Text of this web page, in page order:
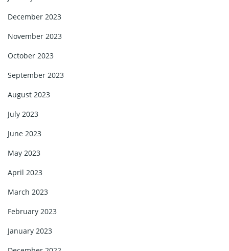
December 2023
November 2023
October 2023
September 2023
August 2023
July 2023
June 2023
May 2023
April 2023
March 2023
February 2023
January 2023